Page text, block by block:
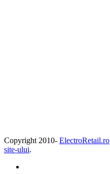
Copyright 2010- ElectroRetail.ro
site-ului.